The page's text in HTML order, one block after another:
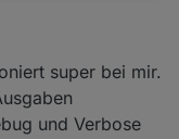
super bei mir.
und Verbose